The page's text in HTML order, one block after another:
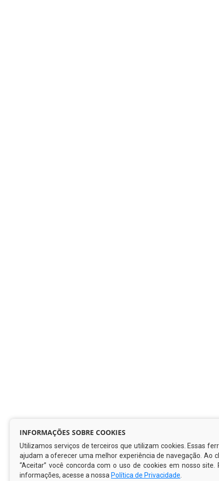
INFORMAÇÕES SOBRE COOKIES
Utilizamos serviços de terceiros que utilizam cookies. Essas
ajudam a oferecer uma melhor experiência de navegação. Ao
“Aceitar” você concorda com o uso de cookies em nosso site.
informações, acesse a nossa Política de Privacidade